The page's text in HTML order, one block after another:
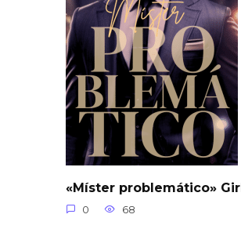
«Míster problemático»
0 68